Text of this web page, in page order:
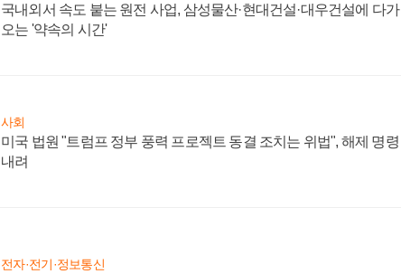
국내외서 속도 붙는 원전 사업, 삼성물산·현대건설·대우건설에 다가
오는 '약속의 시간'
사회
미국 법원 "트럼프 정부 풍력 프로젝트 동결 조치는 위법", 해제 명령
내려
전자·전기·정보통신